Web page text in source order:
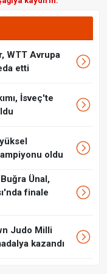
WTT Avrupa
etti
İsveç'te
oldu
Ünal,
finale
Judo Milli
kazandı